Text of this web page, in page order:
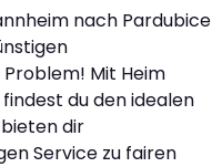
nach Pardubice
Mit Heim
du den idealen
dir
Service zu fairen